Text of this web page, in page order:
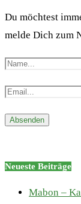
Du möchtest
melde Dich zum
Neueste Beiträge
Mabon –